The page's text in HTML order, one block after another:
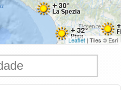
Leaflet | Tiles © Esri